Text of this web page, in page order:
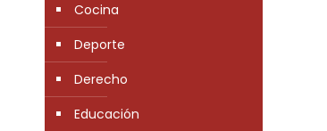
Cocina
Deporte
Derecho
Educación